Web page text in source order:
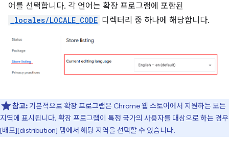
어를 선택합니다. 각 언어는 확장 프로그램에 포함된
_locales/LOCALE_CODE 디렉터리 중 하나에 해당합니다.
참고: 기본적으로 확장 프로그램은 Chrome 웹 스토어에서 지원하는 모든
지역에 표시됩니다. 확장 프로그램이 특정 국가의 사용자를 대상으로 하는 경우
[배포][distribution] 탭에서 해당 지역을 선택할 수 있습니다.